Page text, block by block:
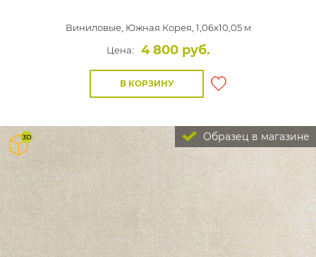
Виниловые, Южная Корея, 1,06x10,05 м
Цена:
4 800 руб.
В КОРЗИНУ
Образец в магазине